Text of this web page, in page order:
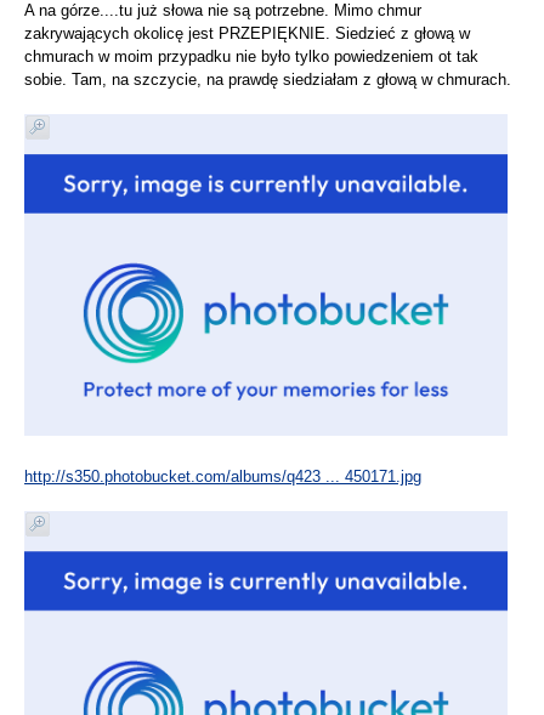
A na górze....tu już słowa nie są potrzebne. Mimo chmur
zakrywających okolicę jest PRZEPIĘKNIE. Siedzieć z głową w
chmurach w moim przypadku nie było tylko powiedzeniem ot tak
sobie. Tam, na szczycie, na prawdę siedziałam z głową w chmurach.
http://s350.photobucket.com/albums/q423 ... 450171.jpg